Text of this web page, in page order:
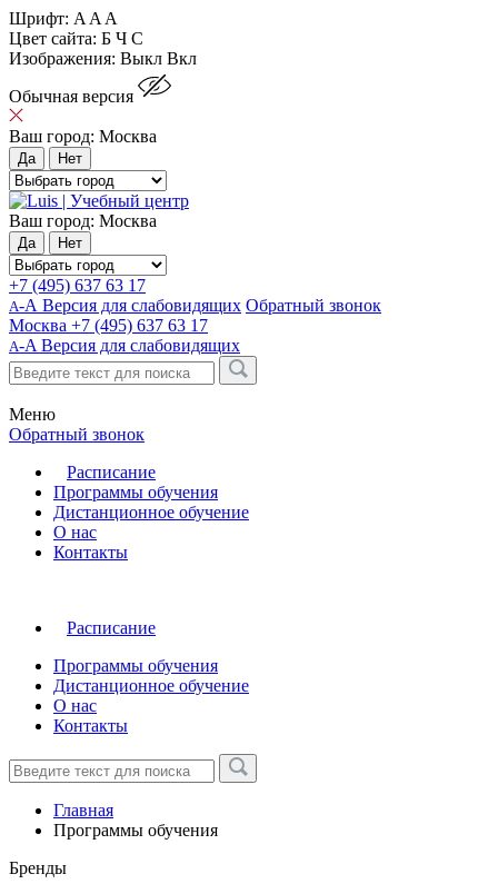
Шрифт: A A A
Цвет сайта: Б Ч С
Изображения: Выкл Вкл
Обычная версия
Ваш город: Москва
Да Нет
Ваш город: Москва
Да Нет
+7 (495) 637 63 17
А-А Версия для слабовидящих Обратный звонок
Москва +7 (495) 637 63 17
A-A Версия для слабовидящих
Меню
Обратный звонок
Расписание
Программы обучения
Дистанционное обучение
О нас
Контакты
Расписание
Программы обучения
Дистанционное обучение
О нас
Контакты
Главная
Программы обучения
Бренды